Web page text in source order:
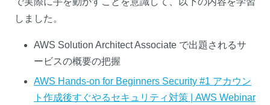
しました。
AWS Solution Architect Associate で出題されるサ
ービスの概要の把握
AWS Hands-on for Beginners Security #1 アカウン
ト作成後すぐやるセキュリティ対策 | AWS Webinar